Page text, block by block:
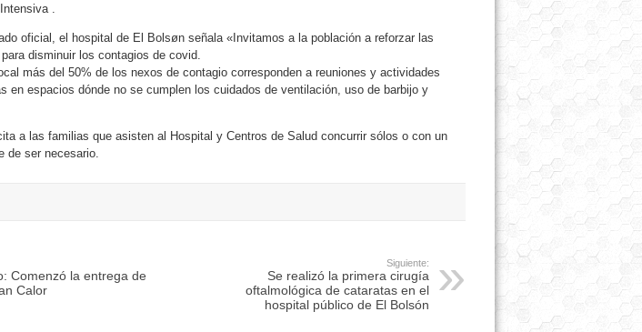
.
oficial, el hospital de El Bolsøn señala «Invitamos a la población a reforzar las
disminuir los contagios de covid.
más del 50% de los nexos de contagio corresponden a reuniones y actividades
en espacios dónde no se cumplen los cuidados de ventilación, uso de barbijo y
a las familias que asisten al Hospital y Centros de Salud concurrir sólos o con un
de ser necesario.
Comenzó la entrega de
Calor
Siguiente:
Se realizó la primera cirugía
oftalmológica de cataratas en el
hospital público de El Bolsón